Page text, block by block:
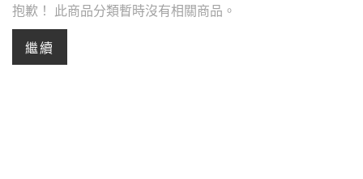
抱歉！ 此商品分類暫時沒有相關商品。
繼續